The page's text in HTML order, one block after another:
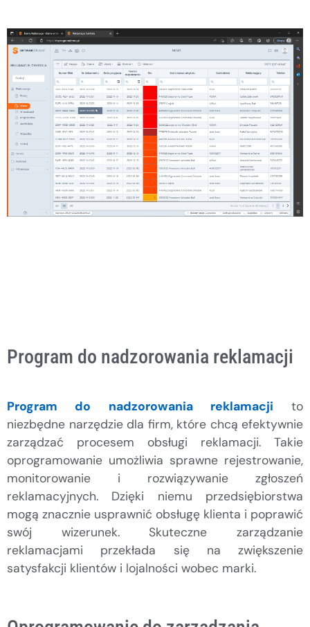
Program do nadzorowania reklamacji
Program do nadzorowania reklamacji to
niezbędne narzędzie dla firm, które chcą efektywnie
zarządzać procesem obsługi reklamacji. Takie
oprogramowanie umożliwia sprawne rejestrowanie,
monitorowanie i rozwiązywanie zgłoszeń
reklamacyjnych. Dzięki niemu przedsiębiorstwa
mogą znacznie usprawnić obsługę klienta i poprawić
swój wizerunek. Skuteczne zarządzanie
reklamacjami przekłada się na zwiększenie
satysfakcji klientów i lojalności wobec marki.